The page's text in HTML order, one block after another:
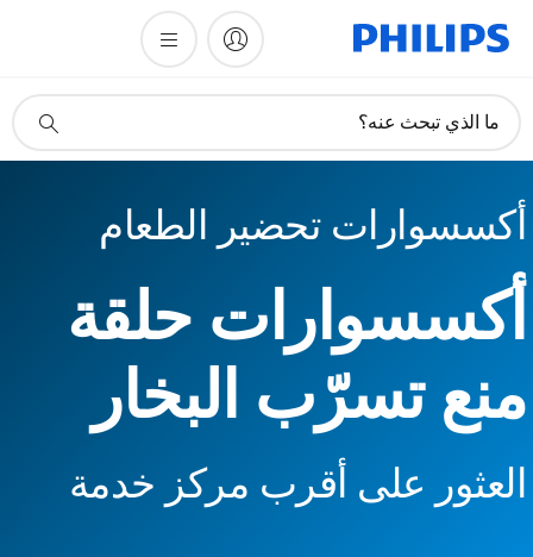
دعم
ما الذي تبحث عنه؟
أكسسوارات تحضير الطعام
أكسسوارات حلقة
منع تسرّب البخار
العثور على أقرب مركز خدمة